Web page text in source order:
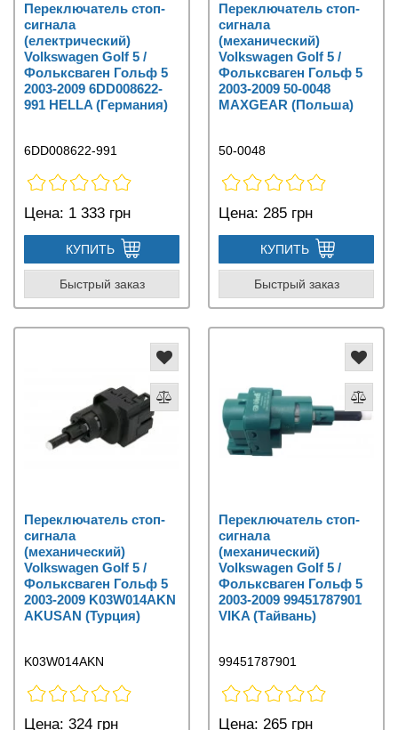
Переключатель стоп-
сигнала
(електрический)
Volkswagen Golf 5 /
Фольксваген Гольф 5
2003-2009 6DD008622-
991 HELLA (Германия)
6DD008622-991
Цена: 1 333 грн
КУПИТЬ
Быстрый заказ
Переключатель стоп-
сигнала
(механический)
Volkswagen Golf 5 /
Фольксваген Гольф 5
2003-2009 50-0048
MAXGEAR (Польша)
50-0048
Цена: 285 грн
КУПИТЬ
Быстрый заказ
Переключатель стоп-
сигнала
(механический)
Volkswagen Golf 5 /
Фольксваген Гольф 5
2003-2009 K03W014AKN
AKUSAN (Турция)
K03W014AKN
Цена: 324 грн
Переключатель стоп-
сигнала
(механический)
Volkswagen Golf 5 /
Фольксваген Гольф 5
2003-2009 99451787901
VIKA (Тайвань)
99451787901
Цена: 265 грн